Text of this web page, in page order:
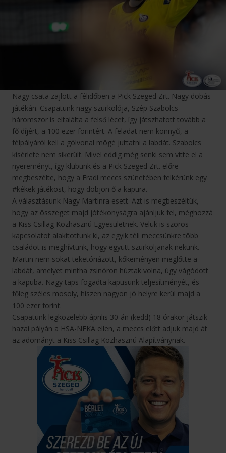
Nagy csata zajlott a félidőben a Pick Szeged Zrt. Nagy dobás
játékán. Csapatunk nagy szurkolója, Szép Szabolcs
háromszor is eltalálta a felső lécet, így játszhatott tovább a
fő díjért, a 100 ezer forintért. A feladat nem könnyű, a
félpályáról kell a gólvonal mögé juttatni a labdát. Szabolcs
kísérlete nem sikerült. Mivel eddig még senki sem vitte el a
nyereményt, így klubunk és a Pick Szeged Zrt. előre
megbeszélte, hogy a Fradi meccs szünetében felkérünk egy
#kékek játékost, hogy dobjon ő a kapura.
A választásunk Nagy Martinra esett. Azt is megbeszéltük,
hogy az összeget majd jótékonyságra ajánljuk fel, méghozzá
a Kiss Csillag Közhasznú Egyesületnek. Velük is szoros
kapcsolatot alakítottunk ki, az egyik téli meccsünkre több
családot is meghívtunk, hogy együtt szurkoljanak nekünk.
Martin nem sokat teketóriázott, kőkeményen meglőtte a
labdát, amelyet mintha zsinóron húztak volna, úgy vágódott
a kapuba. Nagy taps fogadta kapusunk teljesítményét, és
főleg széles mosoly, hiszen nagyon jó helyre kerül majd a
100 ezer forint.
Csapatunk legközelebb április 30-án (kedd) 18 órakor játszik
hazai pályán a HSA-NEKA ellen, a meccs előtt adjuk majd át
az adományt a Kiss Csillag Közhasznú Alapítványnak.